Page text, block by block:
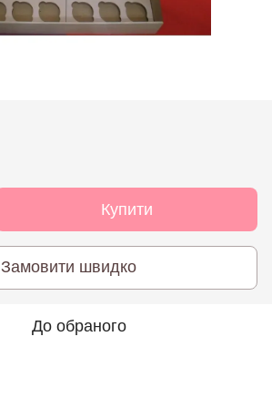
Купити
Замовити швидко
До обраного